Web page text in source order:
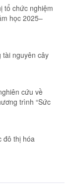
tổ chức nghiệm
học 2025–
nguyên cây
cứu về
trình “Sức
đô thị hóa